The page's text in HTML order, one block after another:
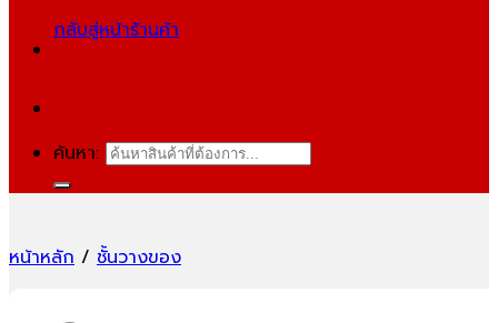
กลับสู่หน้าร้านค้า
ค้นหา:
หน้าหลัก / ชั้นวางของ